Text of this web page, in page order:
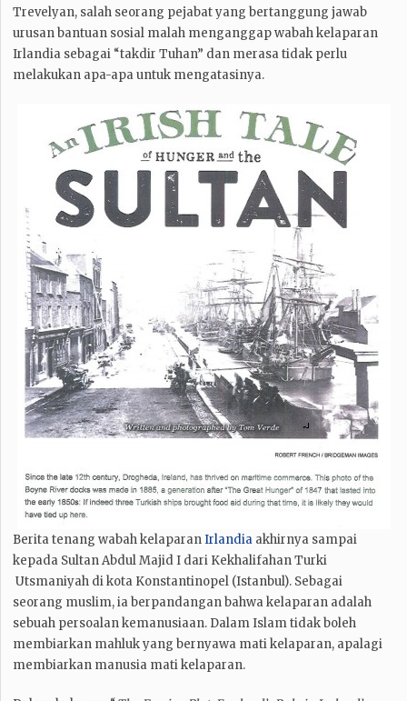
Trevelyan, salah seorang pejabat yang bertanggung jawab
urusan bantuan sosial malah menganggap wabah kelaparan
Irlandia sebagai “takdir Tuhan” dan merasa tidak perlu
melakukan apa-apa untuk mengatasinya.
Berita tenang wabah kelaparanIrlandia akhirnya sampai
kepada Sultan Abdul Majid I dari Kekhalifahan Turki
Utsmaniyah di kota Konstantinopel (Istanbul). Sebagai
seorang muslim, ia berpandangan bahwa kelaparan adalah
sebuah persoalan kemanusiaan. Dalam Islam tidak boleh
membiarkan mahluk yang bernyawa mati kelaparan, apalagi
membiarkan manusia mati kelaparan.